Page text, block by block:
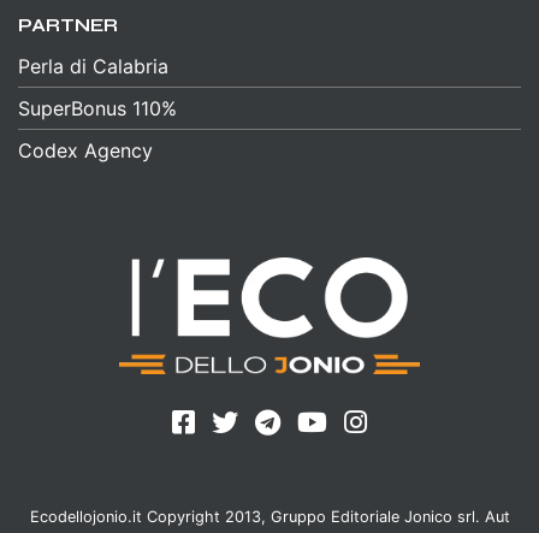
PARTNER
Perla di Calabria
SuperBonus 110%
Codex Agency
Ecodellojonio.it Copyright 2013, Gruppo Editoriale Jonico srl. Aut